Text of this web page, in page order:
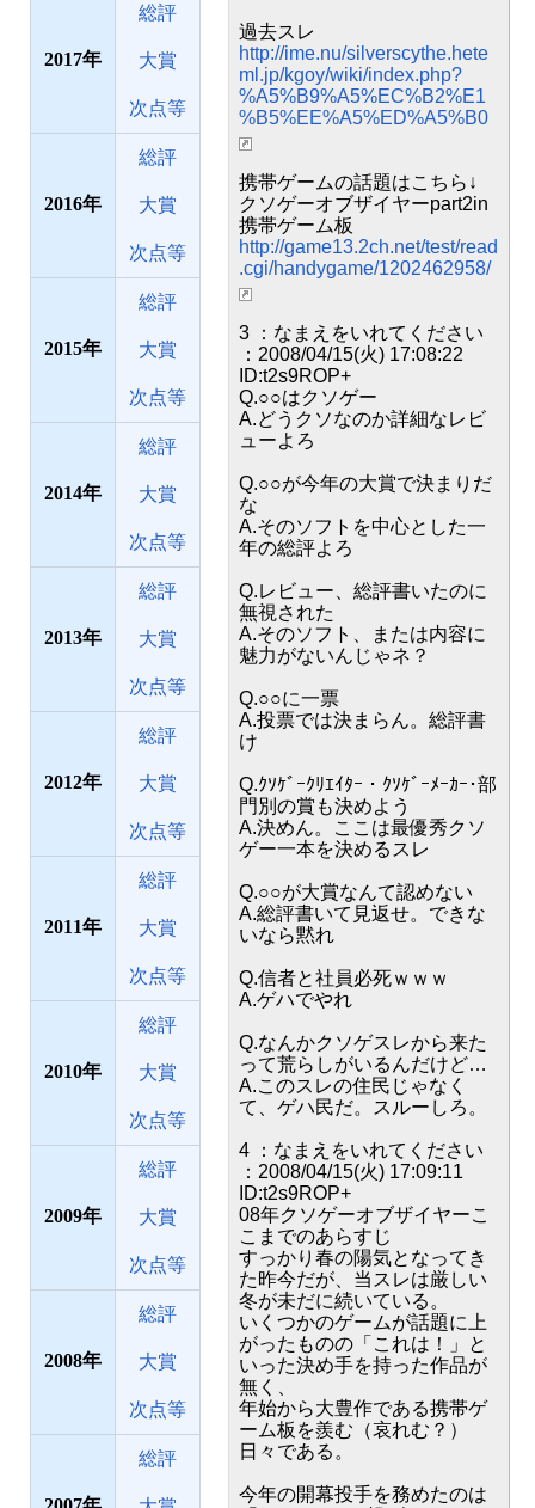
2017
総評
大賞
次点等
2016
総評
大賞
次点等
2015
総評
大賞
次点等
2014
総評
大賞
次点等
2013
総評
大賞
次点等
2012
総評
大賞
次点等
2011
総評
大賞
次点等
2010
総評
大賞
次点等
2009
総評
大賞
次点等
2008
総評
大賞
次点等
総評
過去スレ
http://ime.nu/silverscythe.hete
ml.jp/kgoy/wiki/index.php?
%A5%B9%A5%EC%B2%E1
%B5%EE%A5%ED%A5%B0
携帯ゲームの話題はこちら↓
クソゲーオブザイヤーpart2in
携帯ゲーム板
http://game13.2ch.net/test/read
.cgi/handygame/1202462958/
3 ：なまえをいれてください
：2008/04/15(火) 17:08:22
ID:t2s9ROP+
Q.○○はクソゲー
A.どうクソなのか詳細なレビ
ューよろ
Q.○○が今年の大賞で決まりだ
な
A.そのソフトを中心とした一
年の総評よろ
Q.レビュー、総評書いたのに
無視された
A.そのソフト、または内容に
魅力がないんじゃネ？
Q.○○に一票
A.投票では決まらん。総評書
け
Q.ｸｿｹﾞｰｸﾘｴｲﾀｰ・ｸｿｹﾞｰﾒｰｶｰ･部
門別の賞も決めよう
A.決めん。ここは最優秀クソ
ゲー一本を決めるスレ
Q.○○が大賞なんて認めない
A.総評書いて見返せ。できな
いなら黙れ
Q.信者と社員必死ｗｗｗ
A.ゲハでやれ
Q.なんかクソゲスレから来た
って荒らしがいるんだけど…
A.このスレの住民じゃなく
て、ゲハ民だ。スルーしろ。
4 ：なまえをいれてください
：2008/04/15(火) 17:09:11
ID:t2s9ROP+
08年クソゲーオブザイヤーこ
こまでのあらすじ
すっかり春の陽気となってき
た昨今だが、当スレは厳しい
冬が未だに続いている。
いくつかのゲームが話題に上
がったものの「これは！」と
いった決め手を持った作品が
無く、
年始から大豊作である携帯ゲ
ーム板を羨む（哀れむ？）
日々である。
今年の開幕投手を務めたのは